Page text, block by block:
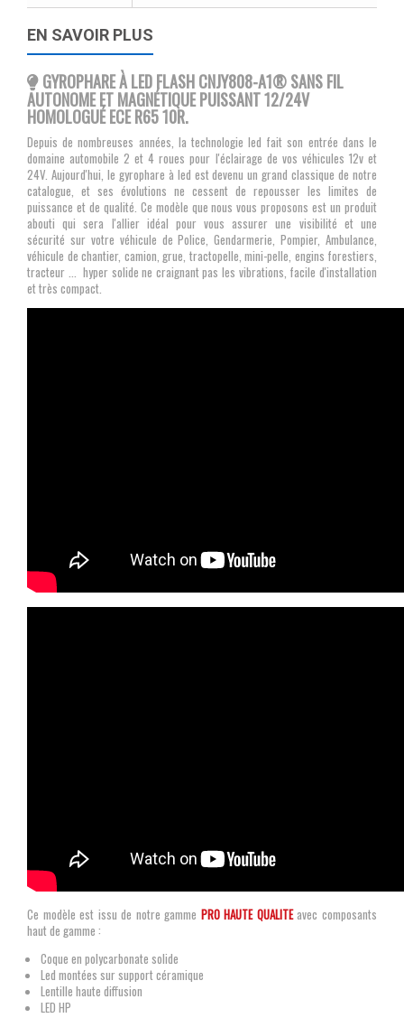
EN SAVOIR PLUS
GYROPHARE À LED FLASH CNJY808-A1® SANS FIL
AUTONOME ET MAGNÉTIQUE PUISSANT 12/24V
HOMOLOGUÉ ECE R65 10R.
Depuis de nombreuses années, la technologie led fait son entrée dans le
domaine automobile 2 et 4 roues pour l'éclairage de vos véhicules 12v et
24V. Aujourd'hui, le gyrophare à led est devenu un grand classique de notre
catalogue, et ses évolutions ne cessent de repousser les limites de
puissance et de qualité. Ce modèle que nous vous proposons est un produit
abouti qui sera l'allier idéal pour vous assurer une visibilité et une
sécurité sur votre véhicule de Police, Gendarmerie, Pompier, Ambulance,
véhicule de chantier, camion, grue, tractopelle, mini-pelle, engins forestiers,
tracteur ... hyper solide ne craignant pas les vibrations, facile d'installation
et très compact.
Ce modèle est issu de notre gamme PRO HAUTE QUALITE avec composants
haut de gamme :
Coque en polycarbonate solide
Led montées sur support céramique
Lentille haute diffusion
LED HP